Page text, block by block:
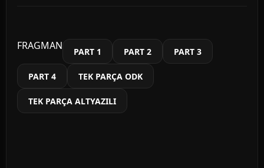
FRAGMAN PART 1 PART 2 PART 3
PART 4 TEK PARÇA ODK
TEK PARÇA ALTYAZILI